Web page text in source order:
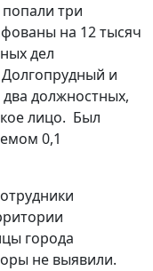
три
на 12 тысяч
дел
и
должностных,
лицо. Был
0,1
города
не выявили.